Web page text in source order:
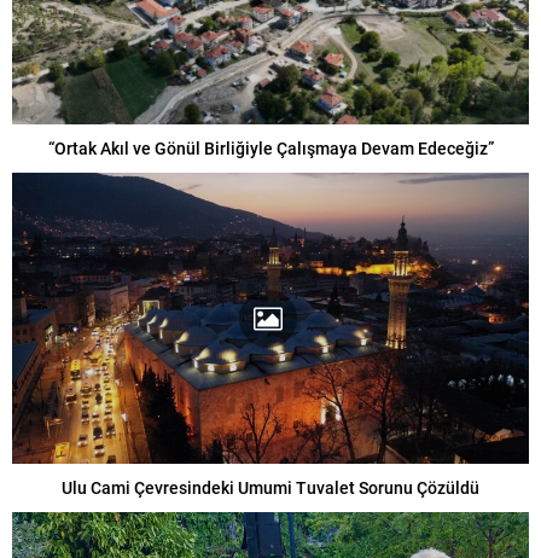
“Ortak Akıl ve Gönül Birliğiyle Çalışmaya Devam Edeceğiz”
Ulu Cami Çevresindeki Umumi Tuvalet Sorunu Çözüldü